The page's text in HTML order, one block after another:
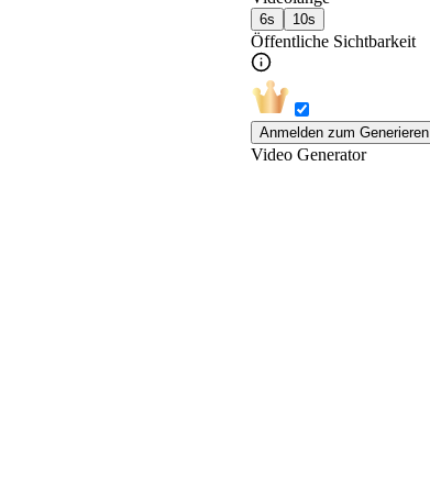
6s 10s
Öffentliche Sichtbarkeit
Anmelden zum Generieren
Video Generator